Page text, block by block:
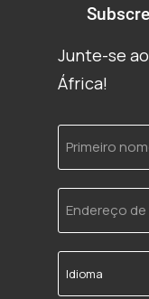
Junte-se
África!
Primeiro
nome
Endereço
de
correio
electrónico
Idioma